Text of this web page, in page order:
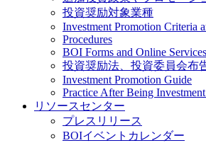
投資奨励対象業種
Investment Promotion Criteria
Procedures
BOI Forms and Online Services
投資奨励法、投資委員会布
Investment Promotion Guide
Practice After Being
リソースセンター
プレスリリース
BOIイベントカレンダー